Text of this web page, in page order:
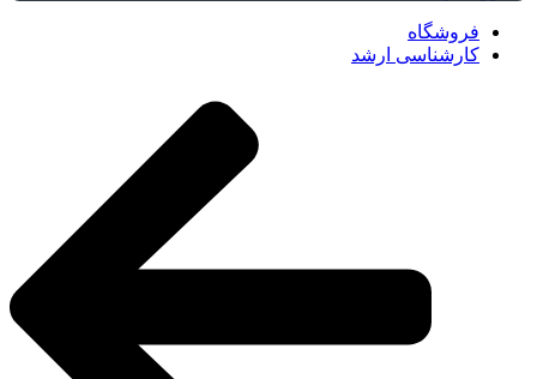
فروشگاه
کارشناسی ارشد